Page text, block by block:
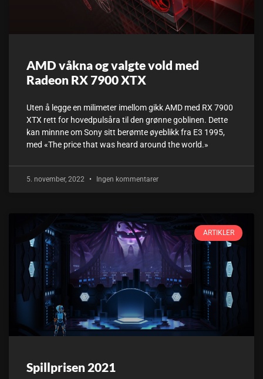
AMD våkna og valgte vold med
Radeon RX 7900 XTX
Uten å legge en milimeter imellom gikk AMD med RX 7900
XTX rett for hovedpulsåra til den grønne goblinen. Dette
kan minnne om Sony sitt berømte øyeblikk fra E3 1995,
med «The price that was heard around the world.»
5. november, 2022 Ingen kommentarer
ARTIKLER
Spillprisen 2021